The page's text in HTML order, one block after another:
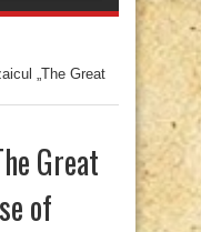
„The Great
Great
of